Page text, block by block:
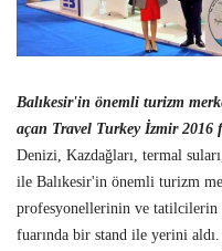
Balıkesir'in önemli turizm
açan Travel Turkey İzmir 2016
Denizi, Kazdağları, termal
ile Balıkesir'in önemli turizm
profesyonellerinin ve tatilcilerin
fuarında bir stand ile yerini